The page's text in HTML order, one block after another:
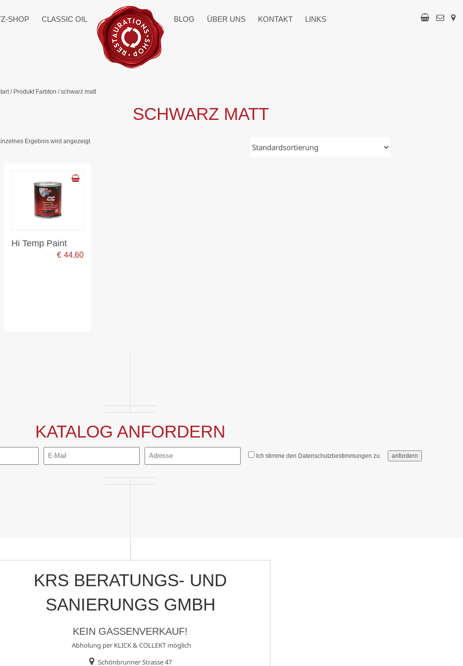
SHOP CLASSIC OIL BLOG ÜBER UNS KONTAKT LINKS
/ Produkt Farbton / schwarz matt
SCHWARZ MATT
Ergebnis wird angezeigt
Hi Temp Paint
€ 44,60
KATALOG ANFORDERN
Ich stimme den Datenschutzbestimmungen zu. anfordern
KRS BERATUNGS- UND
SANIERUNGS GMBH
KEIN GASSENVERKAUF!
Abholung per KLICK & COLLEKT möglich
Schönbrunner Strasse 47